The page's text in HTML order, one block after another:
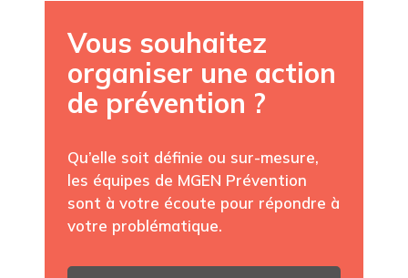
Vous souhaitez
organiser une action
de prévention ?
Qu’elle soit définie ou sur-mesure,
les équipes de MGEN Prévention
sont à votre écoute pour répondre à
votre problématique.